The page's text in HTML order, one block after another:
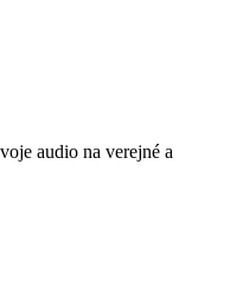
audio na verejné a